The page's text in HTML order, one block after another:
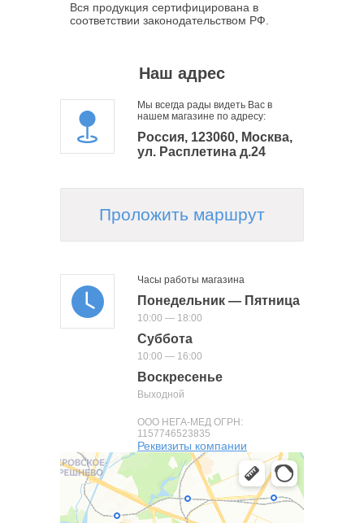
Вся продукция сертифицирована в
соответствии законодательством РФ.
Наш адрес
Мы всегда рады видеть Вас в
нашем магазине по адресу:
Россия, 123060, Москва,
ул. Расплетина д.24
Проложить маршрут
Часы работы магазина
Понедельник — Пятница
10:00 — 18:00
Суббота
10:00 — 16:00
Воскресенье
Выходной
ООО НЕГА-МЕД ОГРН:
1157746523835
Реквизиты компании